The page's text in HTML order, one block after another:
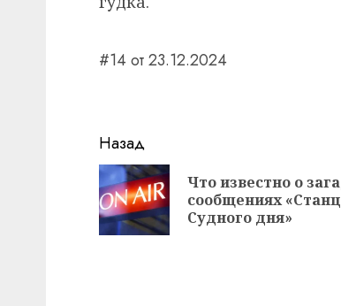
#14 от 23.12.2024
Навигация
записи
Назад
Что известно о
сообщениях
Судного дня»